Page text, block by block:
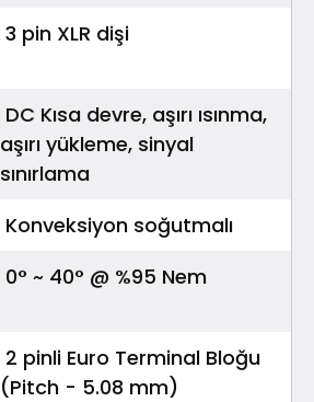
3 pin XLR dişi
DC Kısa devre, aşırı ısınma,
aşırı yükleme, sinyal
sınırlama
Konveksiyon soğutmalı
0° ~ 40° @ %95 Nem
2 pinli Euro Terminal Bloğu
(Pitch - 5.08 mm)